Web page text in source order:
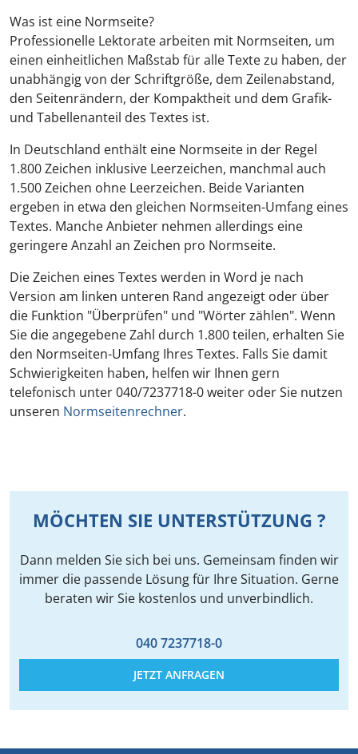
Was ist eine Normseite?
Professionelle Lektorate arbeiten mit Normseiten, um
einen einheitlichen Maßstab für alle Texte zu haben, der
unabhängig von der Schriftgröße, dem Zeilenabstand,
den Seitenrändern, der Kompaktheit und dem Grafik-
und Tabellenanteil des Textes ist.
In Deutschland enthält eine Normseite in der Regel
1.800 Zeichen inklusive Leerzeichen, manchmal auch
1.500 Zeichen ohne Leerzeichen. Beide Varianten
ergeben in etwa den gleichen Normseiten-Umfang eines
Textes. Manche Anbieter nehmen allerdings eine
geringere Anzahl an Zeichen pro Normseite.
Die Zeichen eines Textes werden in Word je nach
Version am linken unteren Rand angezeigt oder über
die Funktion "Überprüfen" und "Wörter zählen". Wenn
Sie die angegebene Zahl durch 1.800 teilen, erhalten Sie
den Normseiten-Umfang Ihres Textes. Falls Sie damit
Schwierigkeiten haben, helfen wir Ihnen gern
telefonisch unter 040/7237718-0 weiter oder Sie nutzen
unseren Normseitenrechner.
MÖCHTEN SIE UNTERSTÜTZUNG ?
Dann melden Sie sich bei uns. Gemeinsam finden wir
immer die passende Lösung für Ihre Situation. Gerne
beraten wir Sie kostenlos und unverbindlich.
040 7237718-0
JETZT ANFRAGEN